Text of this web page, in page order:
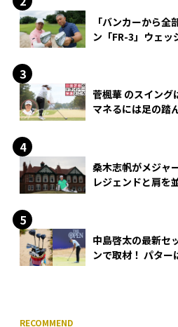
「バンカーから
ン「FR-3」ウェッ
菅楓華 のスイング
マネるには足の踏
桑木志帆がメジャ
レジェンドと肩を
中島啓太の最新セ
ンで取材！ パター